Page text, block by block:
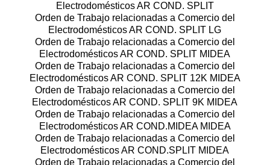
Electrodomésticos AR COND. SPLIT
Orden de Trabajo relacionadas a Comercio del
Electrodomésticos AR COND. SPLIT LG
Orden de Trabajo relacionadas a Comercio del
Electrodomésticos AR COND. SPLIT MIDEA
Orden de Trabajo relacionadas a Comercio del
Electrodomésticos AR COND. SPLIT 12K MIDEA
Orden de Trabajo relacionadas a Comercio del
Electrodomésticos AR COND. SPLIT 9K MIDEA
Orden de Trabajo relacionadas a Comercio del
Electrodomésticos AR COND.MIDEA MIDEA
Orden de Trabajo relacionadas a Comercio del
Electrodomésticos AR COND.SPLIT MIDEA
Orden de Trabajo relacionadas a Comercio del